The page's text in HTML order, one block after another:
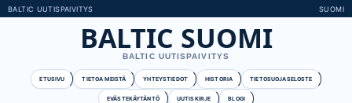
BALTIC UUTISPAIVITYS SUOMI
BALTIC SUOMI
BALTIC UUTISPAIVITYS
ETUSIVU TIETOA MEISTÄ YHTEYSTIEDOT HISTORIA TIETOSUOJASELOSTE
EVÄSTEKÄYTÄNTÖ UUTISKIRJE BLOGI